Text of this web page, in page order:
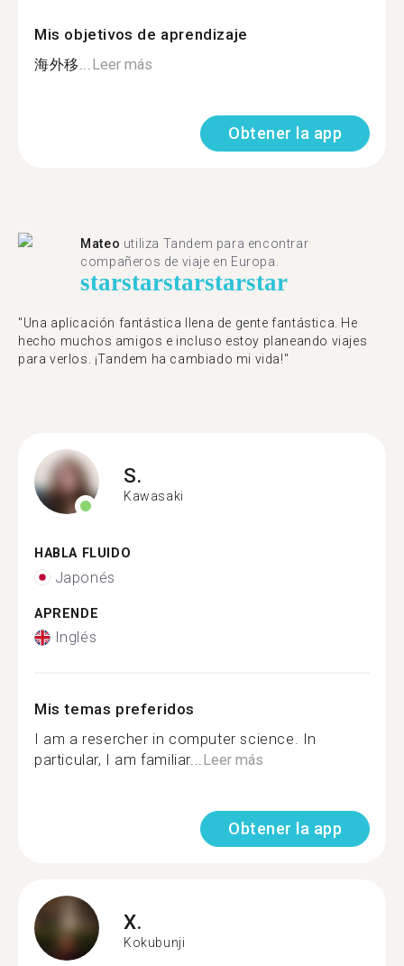
Mis objetivos de aprendizaje
海外移...Leer más
Obtener la app
Mateo utiliza Tandem para encontrar
compañeros de viaje en Europa.
starstarstarstarstar
"Una aplicación fantástica llena de gente fantástica. He
hecho muchos amigos e incluso estoy planeando viajes
para verlos. ¡Tandem ha cambiado mi vida!"
S.
Kawasaki
HABLA FLUIDO
Japonés
APRENDE
Inglés
Mis temas preferidos
I am a resercher in computer science. In
particular, I am familiar...Leer más
Obtener la app
X.
Kokubunji